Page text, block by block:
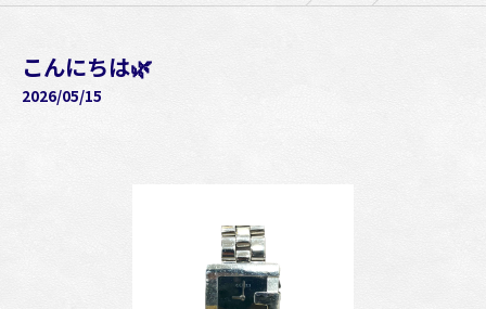
こんにちは🌿
2026/05/15